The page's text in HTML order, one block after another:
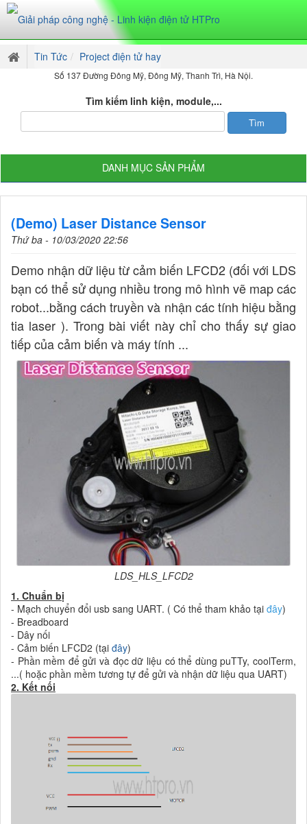
Tin Tức Project điện tử hay
Số 137 Đường Đông Mỹ, Đông Mỹ, Thanh Trì, Hà Nội.
Tìm kiếm linh kiện, module,...
DANH MỤC SẢN PHẨM
(Demo) Laser Distance Sensor
Thứ ba - 10/03/2020 22:56
Demo nhận dữ liệu từ cảm biến LFCD2 (đối với LDS
bạn có thể sử dụng nhiều trong mô hình vẽ map các
robot...bằng cách truyền và nhận các tính hiệu bằng
tia laser ). Trong bài viết này chỉ cho thấy sự giao
tiếp của cảm biến và máy tính ...
LDS_HLS_LFCD2
1. Chuẩn bị
- Mạch chuyển đổi usb sang UART. ( Có thể tham khảo tại đây)
- Breadboard
- Dây nối
- Cảm biến LFCD2 (tại đây)
- Phần mềm để gửi và đọc dữ liệu có thể dùng puTTy, coolTerm,
...( hoặc phần mềm tương tự để gửi và nhận dữ liệu qua UART)
2. Kết nối